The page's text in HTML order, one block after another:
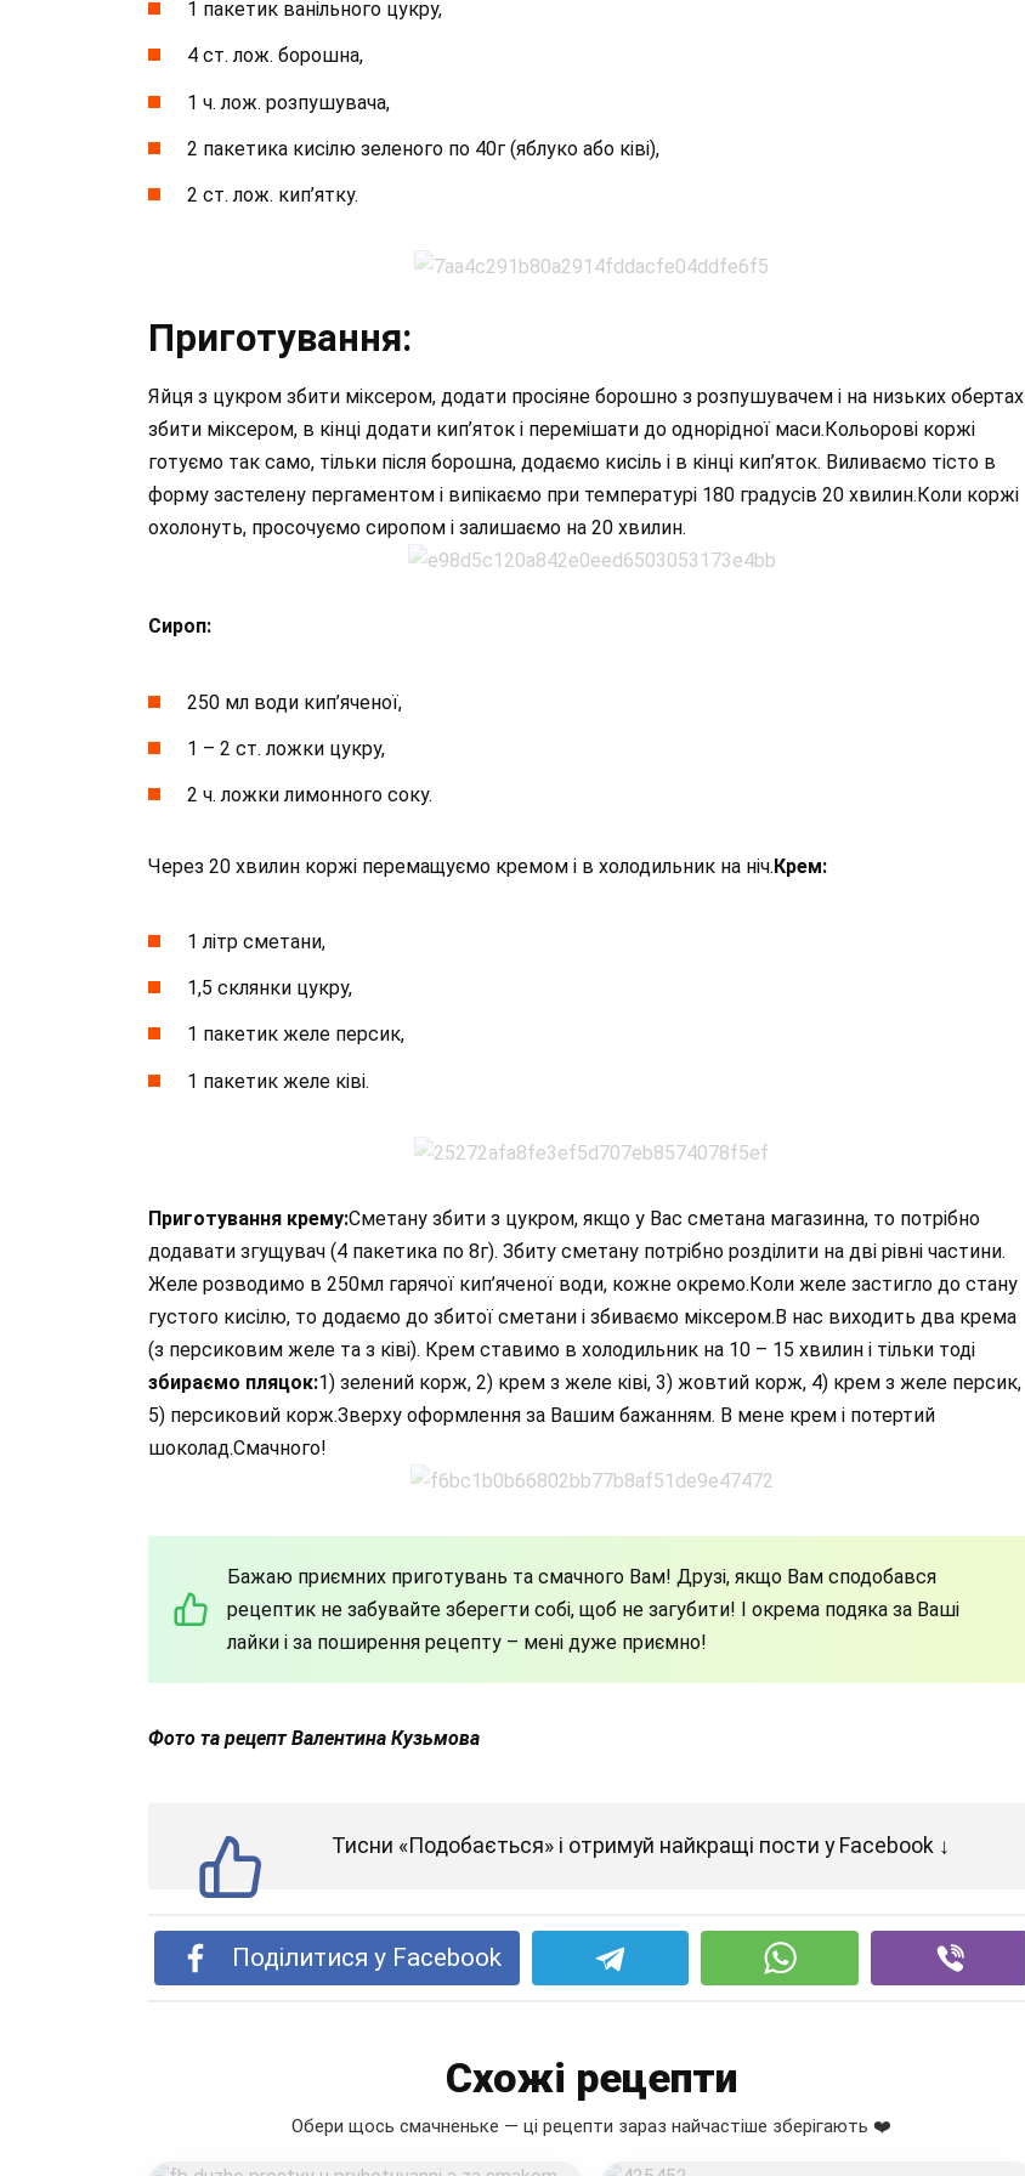
1 пакетик ванільного цукру,
4 ст. лож. борошна,
1 ч. лож. розпушувача,
2 пакетика кисілю зеленого по 40г (яблуко або ківі),
2 ст. лож. кип’ятку.
Приготування:
Яйця з цукром збити міксером, додати просіяне борошно з розпушувачем і на низьких обертах
збити міксером, в кінці додати кип’яток і перемішати до однорідної маси.Кольорові коржі
готуємо так само, тільки після борошна, додаємо кисіль і в кінці кип’яток. Виливаємо тісто в
форму застелену пергаментом і випікаємо при температурі 180 градусів 20 хвилин.Коли коржі
охолонуть, просочуємо сиропом і залишаємо на 20 хвилин.
Сироп:
250 мл води кип’яченої,
1 – 2 ст. ложки цукру,
2 ч. ложки лимонного соку.
Через 20 хвилин коржі перемащуємо кремом і в холодильник на ніч.Крем:
1 літр сметани,
1,5 склянки цукру,
1 пакетик желе персик,
1 пакетик желе ківі.
Приготування крему:Сметану збити з цукром, якщо у Вас сметана магазинна, то потрібно
додавати згущувач (4 пакетика по 8г). Збиту сметану потрібно розділити на дві рівні частини.
Желе розводимо в 250мл гарячої кип’яченої води, кожне окремо.Коли желе застигло до стану
густого кисілю, то додаємо до збитої сметани і збиваємо міксером.В нас виходить два крема
(з персиковим желе та з ківі). Крем ставимо в холодильник на 10 – 15 хвилин і тільки тоді
збираємо пляцок:1) зелений корж, 2) крем з желе ківі, 3) жовтий корж, 4) крем з желе персик,
5) персиковий корж.Зверху оформлення за Вашим бажанням. В мене крем і потертий
шоколад.Смачного!
Бажаю приємних приготувань та смачного Вам! Друзі, якщо Вам сподобався
рецептик не забувайте зберегти собі, щоб не загубити! І окрема подяка за Ваші
лайки і за поширення рецепту – мені дуже приємно!
Фото та рецепт Валентина Кузьмова
Тисни «Подобається» і отримуй найкращі пости у Facebook ↓
Поділитися у Facebook
Схожі рецепти
Обери щось смачненьке — ці рецепти зараз найчастіше зберігають ❤️